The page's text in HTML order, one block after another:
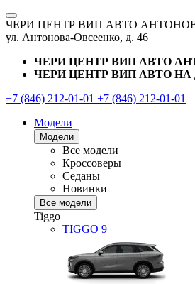
ЧЕРИ ЦЕНТР ВИП АВТО
ул. Антонова-Овсеенко, д. 46
ЧЕРИ ЦЕНТР ВИП АВТО
ЧЕРИ ЦЕНТР ВИП АВТО
+7 (846) 212-01-01 +7 (846) 212-01-01
Модели
Модели
Все модели
Кроссоверы
Седаны
Новинки
Все модели
Tiggo
TIGGO 9